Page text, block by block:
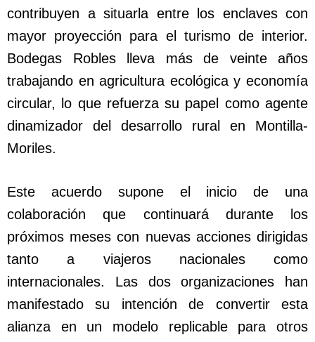
contribuyen a situarla entre los enclaves con
mayor proyección para el turismo de interior.
Bodegas Robles lleva más de veinte años
trabajando en agricultura ecológica y economía
circular, lo que refuerza su papel como agente
dinamizador del desarrollo rural en Montilla-
Moriles.
Este acuerdo supone el inicio de una
colaboración que continuará durante los
próximos meses con nuevas acciones dirigidas
tanto a viajeros nacionales como
internacionales. Las dos organizaciones han
manifestado su intención de convertir esta
alianza en un modelo replicable para otros